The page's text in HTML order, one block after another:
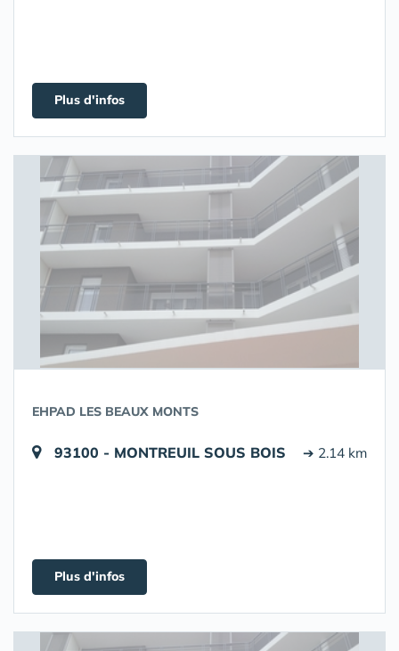
Plus d'infos
EHPAD LES BEAUX MONTS
93100 - MONTREUIL SOUS BOIS ➔ 2.14 km
Plus d'infos